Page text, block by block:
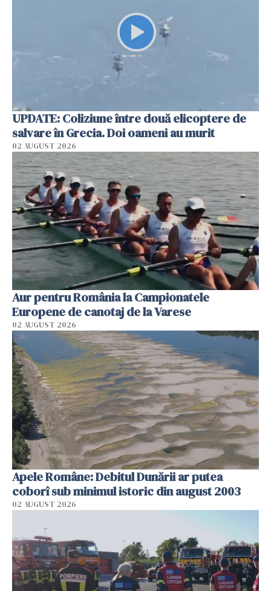
UPDATE: Coliziune între două elicoptere de
salvare în Grecia. Doi oameni au murit
02 AUGUST 2026
Aur pentru România la Campionatele
Europene de canotaj de la Varese
02 AUGUST 2026
Apele Române: Debitul Dunării ar putea
coborî sub minimul istoric din august 2003
02 AUGUST 2026